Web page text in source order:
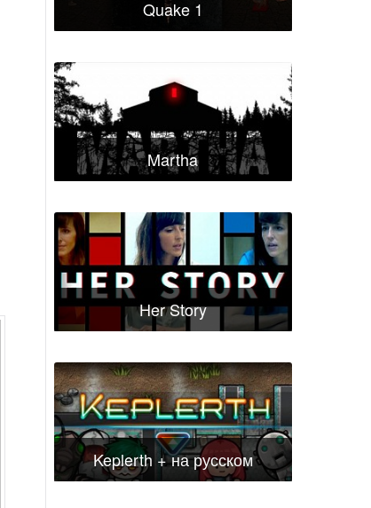
Quake 1
Martha
Her Story
Keplerth + на русском